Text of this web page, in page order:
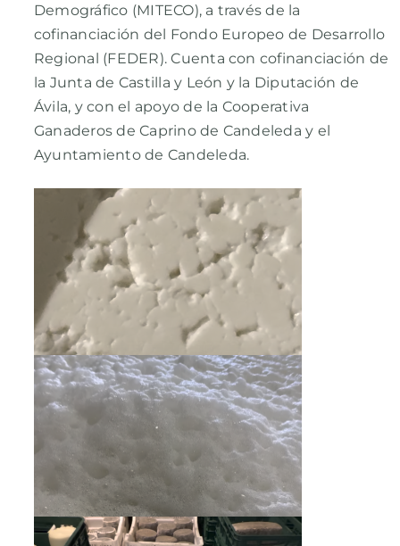
Demográfico (MITECO), a través de la
cofinanciación del Fondo Europeo de Desarrollo
Regional (FEDER). Cuenta con cofinanciación de
la Junta de Castilla y León y la Diputación de
Ávila, y con el apoyo de la Cooperativa
Ganaderos de Caprino de Candeleda y el
Ayuntamiento de Candeleda.